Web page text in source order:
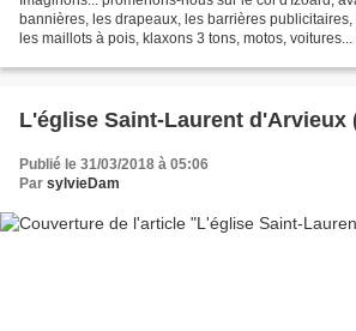
bannières, les drapeaux, les barrières
les maillots à pois, klaxons 3 tons, motos, voitures...
L'église Saint-Laurent d'Arvieux
Publié le 31/03/2018 à 05:06
Par sylvieDam